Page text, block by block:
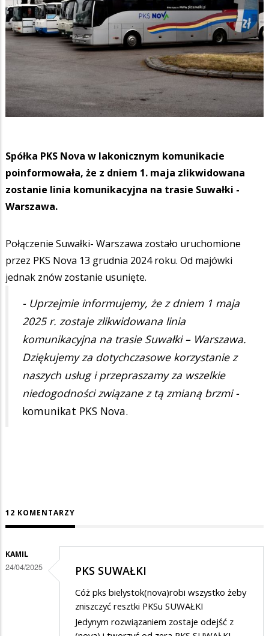
Spółka PKS Nova w lakonicznym komunikacie
poinformowała, że z dniem 1. maja zlikwidowana
zostanie linia komunikacyjna na trasie Suwałki -
Warszawa.
Połączenie Suwałki- Warszawa zostało uruchomione
przez PKS Nova 13 grudnia 2024 roku. Od majówki
jednak znów zostanie usunięte.
- Uprzejmie informujemy, że z dniem 1 maja
2025 r. zostaje zlikwidowana linia
komunikacyjna na trasie Suwałki – Warszawa.
Dziękujemy za dotychczasowe korzystanie z
naszych usług i przepraszamy za wszelkie
niedogodności związane z tą zmianą brzmi -
komunikat PKS Nova.
12 KOMENTARZY
KAMIL
24/04/2025 PKS SUWAŁKI
Cóż pks bielystok(nova)robi wszystko żeby
zniszczyć resztki PKSu SUWAŁKI
Jedynym rozwiązaniem zostaje odejść z